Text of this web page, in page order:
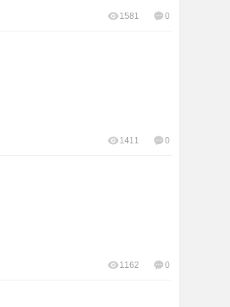
0
1581
0
1411
0
1162